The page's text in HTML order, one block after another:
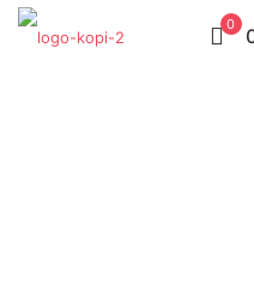
0